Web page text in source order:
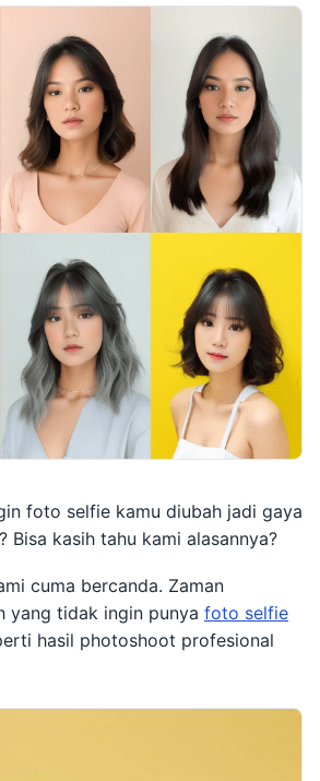
foto selfie kamu diubah jadi gaya
Bisa kasih tahu kami alasannya?
cuma bercanda. Zaman
yang tidak ingin punya foto selfie
hasil photoshoot profesional